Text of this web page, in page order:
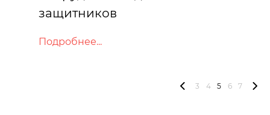
защитников
Подробнее...
3 4 5 6 7